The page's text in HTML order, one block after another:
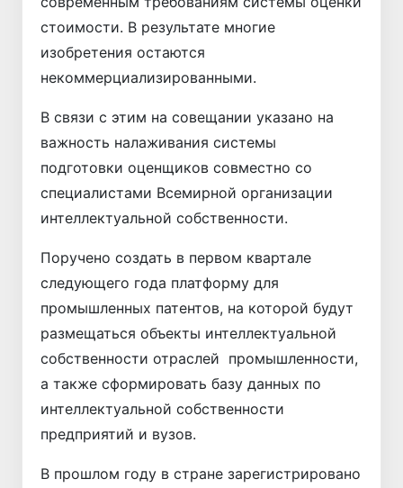
стоимости. В результате многие
изобретения остаются
некоммерциализированными.
В связи с этим на совещании указано на
важность налаживания системы
подготовки оценщиков совместно со
специалистами Всемирной организации
интеллектуальной собственности.
Поручено создать в первом квартале
следующего года платформу для
промышленных патентов, на которой будут
размещаться объекты интеллектуальной
собственности отраслей промышленности,
а также сформировать базу данных по
интеллектуальной собственности
предприятий и вузов.
В прошлом году в стране зарегистрировано